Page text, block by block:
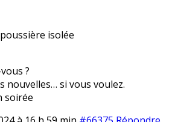
isolée
?
nouvelles… si vous voulez.
soirée